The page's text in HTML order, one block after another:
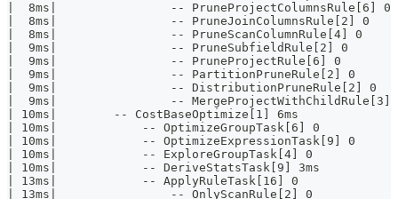
|  8ms|                --
|  8ms|                -- PruneJoinColumnsRule[2]
|  8ms|                -- PruneScanColumnRule[4]
|  9ms|                -- PruneSubfieldRule[2] 0
|  9ms|                -- PruneProjectRule[6] 0
|  9ms|                -- PartitionPruneRule[2] 0
|  9ms|                -- DistributionPruneRule[2]
|  9ms|                --
| 10ms|        -- CostBaseOptimize[1] 6ms
| 10ms|            -- OptimizeGroupTask[6] 0
| 10ms|            -- OptimizeExpressionTask[9]
| 10ms|            -- ExploreGroupTask[4] 0
| 10ms|            -- DeriveStatsTask[9] 3ms
| 13ms|            -- ApplyRuleTask[16] 0
| 13ms|                -- OnlyScanRule[2] 0